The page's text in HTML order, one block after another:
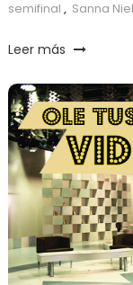
semifinal , Sanna
Leer más